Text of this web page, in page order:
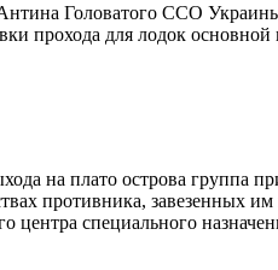
Антина Головатого ССО
прохода для лодок
на плато острова группа
противника, завезенных
центра специального